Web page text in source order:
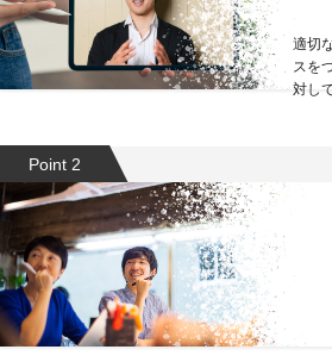
適切
スを
対し
Point 2